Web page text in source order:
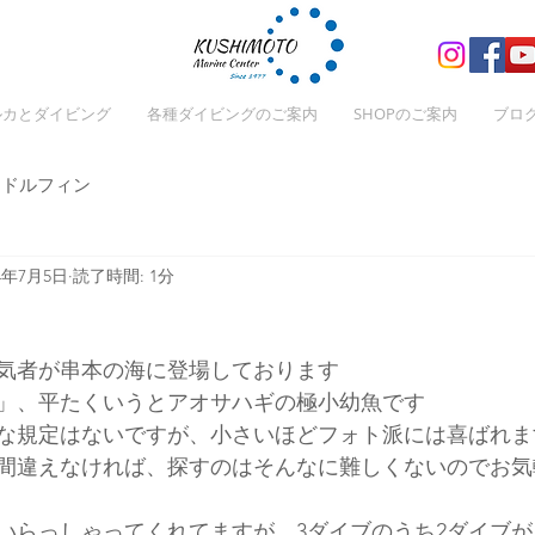
とダイビング 各種ダイビングのご案内 SHOPのご案内 ブロ
ドルフィン
7月5日 読了時間: 1分
者が串本の海に登場しております
、平たくいうとアオサハギの極小幼魚です
規定はないですが、小さいほどフォト派には喜ばれ
違えなければ、探すのはそんなに難しくないのでお